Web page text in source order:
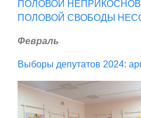
ПОЛОВОЙ
ПОЛОВОЙ СВОБОДЫ
Февраль
Выборы депутатов 2024: